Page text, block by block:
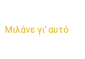
Μιλάνε γι’ αυτό